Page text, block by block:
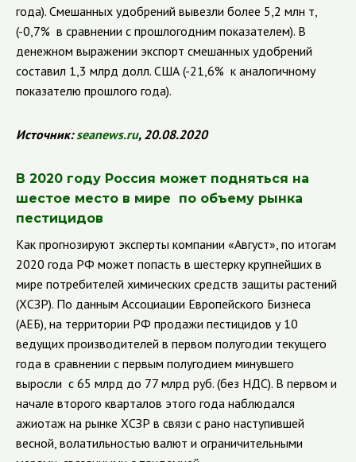
года). Смешанных удобрений вывезли более 5,2 млн т,
(-0,7% в сравнении с прошлогодним показателем). В
денежном выражении экспорт смешанных удобрений
составил 1,3 млрд долл. США (-21,6% к аналогичному
показателю прошлого года).
Источник:seanews.ru, 20.08.2020
В 2020 году Россия может подняться на
шестое место в мире по объему рынка
пестицидов
Как прогнозируют эксперты компании «Август», по итогам
2020 года РФ может попасть в шестерку крупнейших в
мире потребителей химических средств защиты растений
(ХСЗР). По данным Ассоциации Европейского Бизнеса
(АЕБ), на территории РФ продажи пестицидов у 10
ведущих производителей в первом полугодии текущего
года в сравнении с первым полугодием минувшего
выросли с 65 млрд до 77 млрд руб. (без НДС). В первом и
начале второго кварталов этого года наблюдался
ажиотаж на рынке ХСЗР в связи с рано наступившей
весной, волатильностью валют и ограничительными